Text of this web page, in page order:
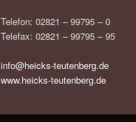
Telefon: 02821 – 99795 – 0
Telefax: 02821 – 99795 – 95
info@heicks-teutenberg.de
www.heicks-teutenberg.de